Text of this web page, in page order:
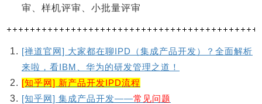
审、样机评审、小批量评审
[禅道官网] 大家都在聊IPD（集成产品开发）？全面解析
来啦，看IBM、华为的研发管理之道！
[知乎网] 新产品开发IPD流程
[知乎网] 集成产品开发——常见问题